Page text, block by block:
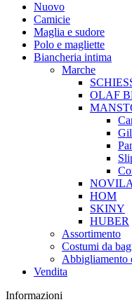
Nuovo
Camicie
Maglia e sudore
Polo e magliette
Biancheria intima
Marche
OLAF
NOVILA
HOM
SKINY
HUBER
Assortimento
Costumi da
Abbigliamento
Vendita
Informazioni